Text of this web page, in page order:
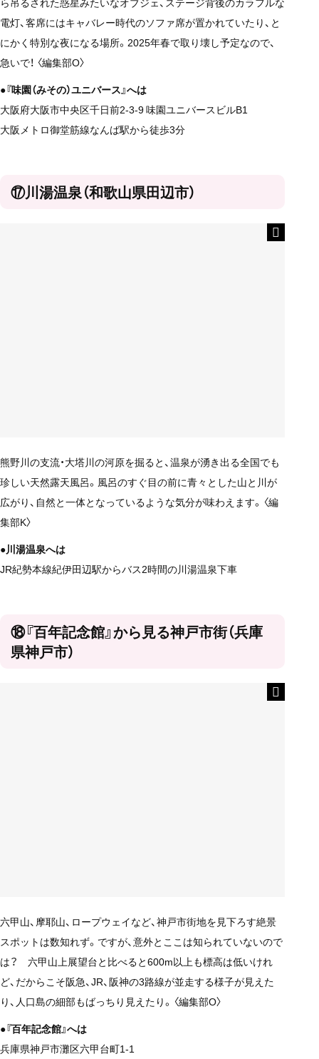
電灯、客席にはキャバレー時代のソファ席が置かれていたり、と
にかく特別な夜になる場所。2025年春で取り壊し予定なので、
急いで！ 〈編集部O〉
●『味園（みその）ユニバース』へは
大阪府大阪市中央区千日前2-3-9 味園ユニバースビルB1
大阪メトロ御堂筋線なんば駅から徒歩3分
⑰川湯温泉（和歌山県田辺市）
熊野川の支流・大塔川の河原を掘ると、温泉が湧き出る全国でも
珍しい天然露天風呂。風呂のすぐ目の前に青々とした山と川が
広がり、自然と一体となっているような気分が味わえます。〈編
集部K〉
●川湯温泉へは
JR紀勢本線紀伊田辺駅からバス2時間の川湯温泉下車
⑱『百年記念館』から見る神戸市街（兵庫
県神戸市）
六甲山、摩耶山、ロープウェイなど、神戸市街地を見下ろす絶景
スポットは数知れず。ですが、意外とここは知られていないので
は？ 六甲山上展望台と比べると600m以上も標高は低いけれ
ど、だからこそ阪急、JR、阪神の3路線が並走する様子が見えた
り、人口島の細部もばっちり見えたり。〈編集部O〉
●『百年記念館』へは
兵庫県神戸市灘区六甲台町1-1